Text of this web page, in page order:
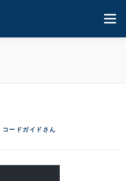
メニュ
コードガイドさん